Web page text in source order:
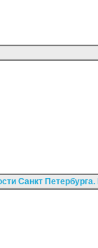
Санкт